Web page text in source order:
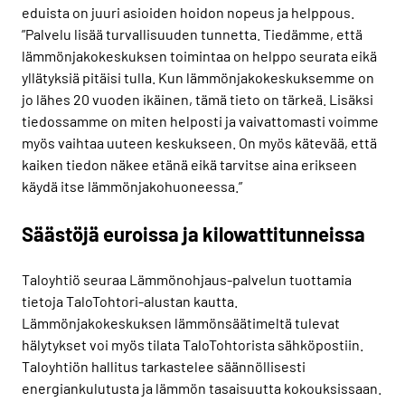
eduista on juuri asioiden hoidon nopeus ja helppous.
”Palvelu lisää turvallisuuden tunnetta. Tiedämme, että
lämmönjakokeskuksen toimintaa on helppo seurata eikä
yllätyksiä pitäisi tulla. Kun lämmönjakokeskuksemme on
jo lähes 20 vuoden ikäinen, tämä tieto on tärkeä. Lisäksi
tiedossamme on miten helposti ja vaivattomasti voimme
myös vaihtaa uuteen keskukseen. On myös kätevää, että
kaiken tiedon näkee etänä eikä tarvitse aina erikseen
käydä itse lämmönjakohuoneessa.”
Säästöjä euroissa ja kilowattitunneissa
Taloyhtiö seuraa Lämmönohjaus-palvelun tuottamia
tietoja TaloTohtori-alustan kautta.
Lämmönjakokeskuksen lämmönsäätimeltä tulevat
hälytykset voi myös tilata TaloTohtorista sähköpostiin.
Taloyhtiön hallitus tarkastelee säännöllisesti
energiankulutusta ja lämmön tasaisuutta kokouksissaan.